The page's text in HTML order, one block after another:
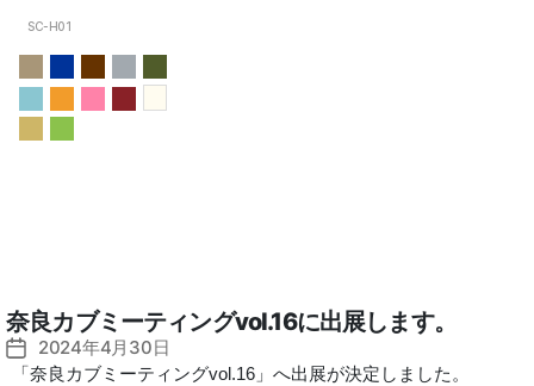
SC-H01
奈良カブミーティングvol.16に出展します。
投
2024年4月30日
「奈良カブミーティングvol.16」へ出展が決定しました。